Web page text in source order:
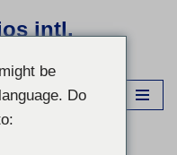
intl.
&
be
Do